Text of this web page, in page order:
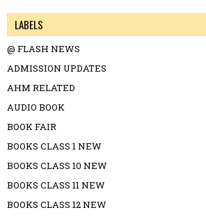
LABELS
@ FLASH NEWS
ADMISSION UPDATES
AHM RELATED
AUDIO BOOK
BOOK FAIR
BOOKS CLASS 1 NEW
BOOKS CLASS 10 NEW
BOOKS CLASS 11 NEW
BOOKS CLASS 12 NEW